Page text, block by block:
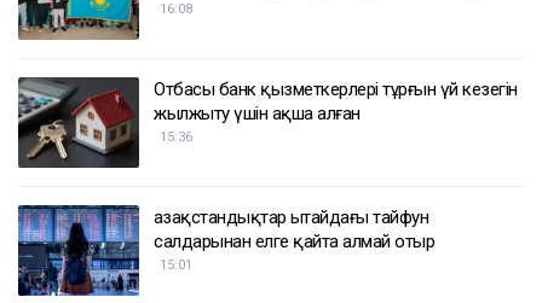
16:08
Отбасы банк қызметкерлері тұрғын үй кезегін
жылжыту үшін ақша алған
15:36
Қазақстандықтар Қытайдағы тайфун
салдарынан елге қайта алмай отыр
15:01